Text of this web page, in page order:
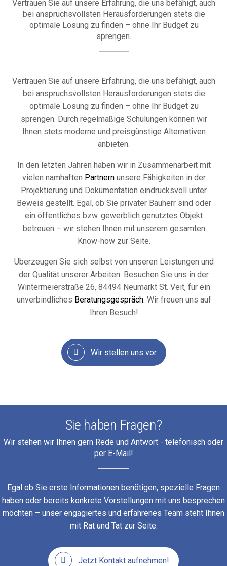
Vertrauen Sie auf unsere Erfahrung, die uns befähigt, auch
bei anspruchsvollsten Herausforderungen stets die
optimale Lösung zu finden – ohne Ihr Budget zu
sprengen.
Vertrauen Sie auf unsere Erfahrung, die uns befähigt, auch
bei anspruchsvollsten Herausforderungen stets die
optimale Lösung zu finden – ohne Ihr Budget zu
sprengen. Durch regelmäßige Schulungen können wir
Ihnen stets moderne und preisgünstige Alternativen
anbieten.
In den letzten Jahren haben wir in Zusammenarbeit mit
vielen namhaften Partnernunsere Fähigkeiten in der
Projektierung und Dokumentation eindrucksvoll unter
Beweis gestellt. Egal, ob Sie privater Bauherr sind oder
ein öffentliches bzw. gewerblich genutztes Objekt
betreuen – wir stehen Ihnen mit unserem gesamten
Know-how zur Seite.
Überzeugen Sie sich selbst von unseren Leistungen und
der Qualität unserer Arbeiten. Besuchen Sie uns in der
Wintermeierstraße 26, 84494 Neumarkt St. Veit, für ein
unverbindliches Beratungsgespräch. Wir freuen uns auf
Ihren Besuch!
Wir stellen uns vor
Sie haben Fragen?
Wir stehen wir Ihnen gern Rede und Antwort - telefonisch oder
per E-Mail!
Egal ob Sie erste Informationen benötigen, spezielle Fragen
haben oder bereits konkrete Vorstellungen mit uns besprechen
möchten – unser engagiertes und erfahrenes Team steht Ihnen
mit Rat und Tat zur Seite.
Jetzt Kontakt aufnehmen!